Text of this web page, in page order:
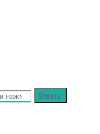
Искать: